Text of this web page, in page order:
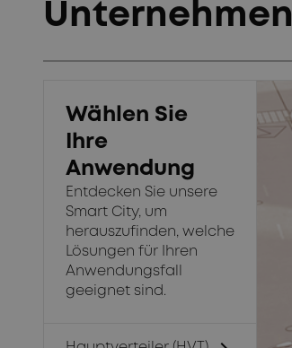
Unternehmen
Wählen Sie
Ihre
Anwendung
Entdecken Sie unsere
Smart City, um
herauszufinden, welche
Lösungen für Ihren
Anwendungsfall
geeignet sind.